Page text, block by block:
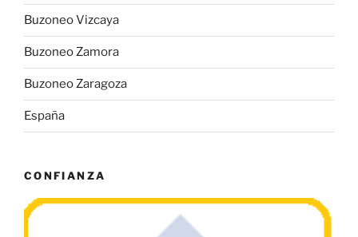
Buzoneo Vizcaya
Buzoneo Zamora
Buzoneo Zaragoza
España
CONFIANZA